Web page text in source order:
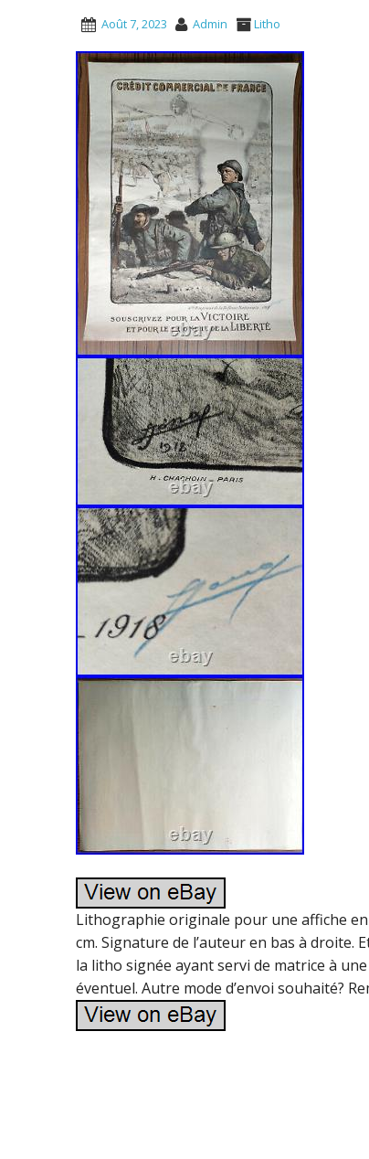
Août 7, 2023 Admin Litho
Lithographie originale pour une affiche en
cm. Signature de l’auteur en bas à droite.
la litho signée ayant servi de matrice à
éventuel. Autre mode d’envoi souhaité?